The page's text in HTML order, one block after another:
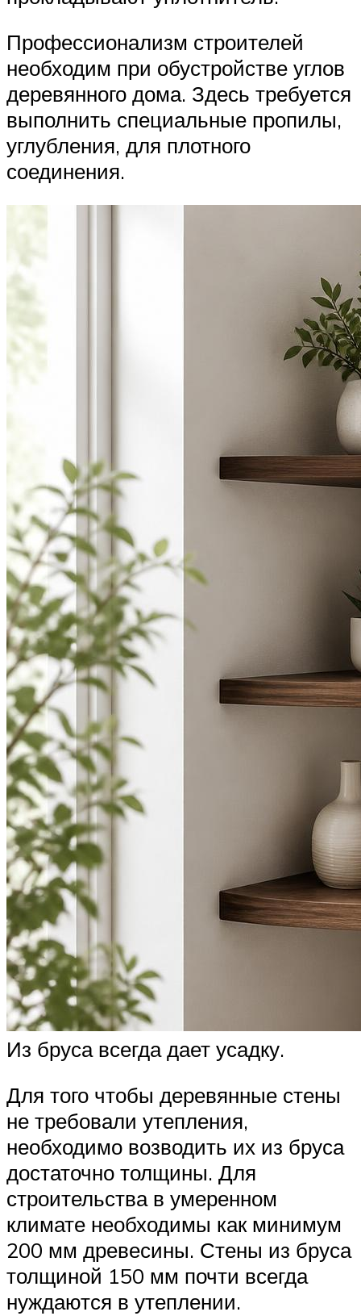
Профессионализм строителей
необходим при обустройстве углов
деревянного дома. Здесь требуется
выполнить специальные пропилы,
углубления, для плотного
соединения.
Из бруса всегда дает усадку.
Для того чтобы деревянные стены
не требовали утепления,
необходимо возводить их из бруса
достаточно толщины. Для
строительства в умеренном
климате необходимы как минимум
200 мм древесины. Стены из бруса
толщиной 150 мм почти всегда
нуждаются в утеплении.